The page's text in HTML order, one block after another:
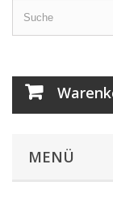
MENÜ